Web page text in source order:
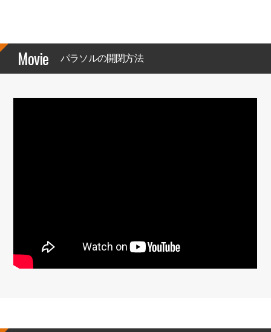
Movie パラソルの開閉方法